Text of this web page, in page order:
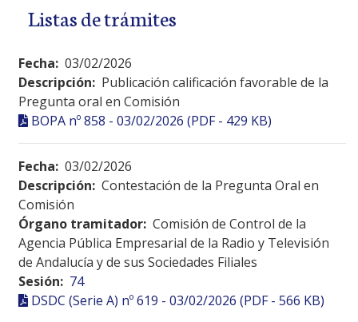
Listas de trámites
Fecha: 03/02/2026
Descripción: Publicación calificación favorable de la
Pregunta oral en Comisión
BOPA nº 858 - 03/02/2026 (PDF - 429 KB)
Fecha: 03/02/2026
Descripción: Contestación de la Pregunta Oral en
Comisión
Órgano tramitador: Comisión de Control de la
Agencia Pública Empresarial de la Radio y Televisión
de Andalucía y de sus Sociedades Filiales
Sesión: 74
DSDC (Serie A) nº 619 - 03/02/2026 (PDF - 566 KB)